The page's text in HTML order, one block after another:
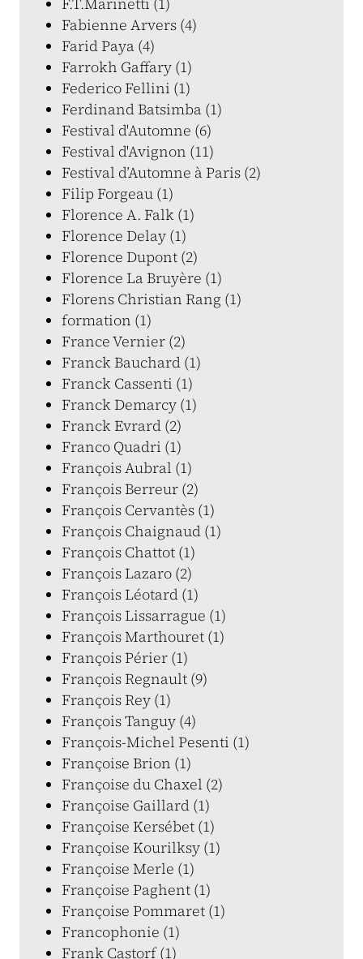
Fabienne Arvers (4)
Farid Paya (4)
Farrokh Gaffary (1)
Federico Fellini (1)
Ferdinand Batsimba (1)
Festival d'Automne (6)
Festival d'Avignon (11)
Festival d’Automne à Paris (2)
Filip Forgeau (1)
Florence A. Falk (1)
Florence Delay (1)
Florence Dupont (2)
Florence La Bruyère (1)
Florens Christian Rang (1)
formation (1)
France Vernier (2)
Franck Bauchard (1)
Franck Cassenti (1)
Franck Demarcy (1)
Franck Evrard (2)
Franco Quadri (1)
François Aubral (1)
François Berreur (2)
François Cervantès (1)
François Chaignaud (1)
François Chattot (1)
François Lazaro (2)
François Léotard (1)
François Lissarrague (1)
François Marthouret (1)
François Périer (1)
François Regnault (9)
François Rey (1)
François Tanguy (4)
François-Michel Pesenti (1)
Françoise Brion (1)
Françoise du Chaxel (2)
Françoise Gaillard (1)
Françoise Kersébet (1)
Françoise Kourilksy (1)
Françoise Merle (1)
Françoise Paghent (1)
Françoise Pommaret (1)
Francophonie (1)
Frank Castorf (1)